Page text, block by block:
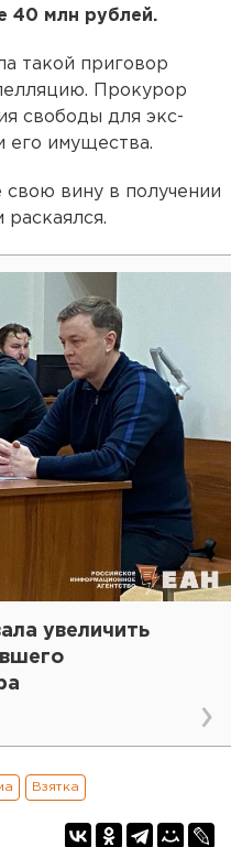
40 млн рублей.
такой приговор
Прокурор
свободы для экс-
его имущества.
вину в получении
раскаялся.
увеличить
Взятка